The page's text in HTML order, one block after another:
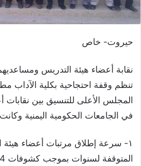
حيروت- خاص
نقابة أعضاء هيئة التدريس
تنظم وقفة احتجاحية بكلية الآداب
المجلس الأعلى للتنسيق بين نقابات
في الجامعات الحكومية اليمنية وكانت
١- سرعة إطلاق مرتبات أعضاء
المتوقفة لسنوات بموجب كشوفات 2014م.